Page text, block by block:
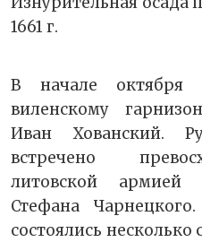
1661 г.
В начале
виленскому
Иван Хованский.
встречено
литовской армией
Стефана
состоялись несколько